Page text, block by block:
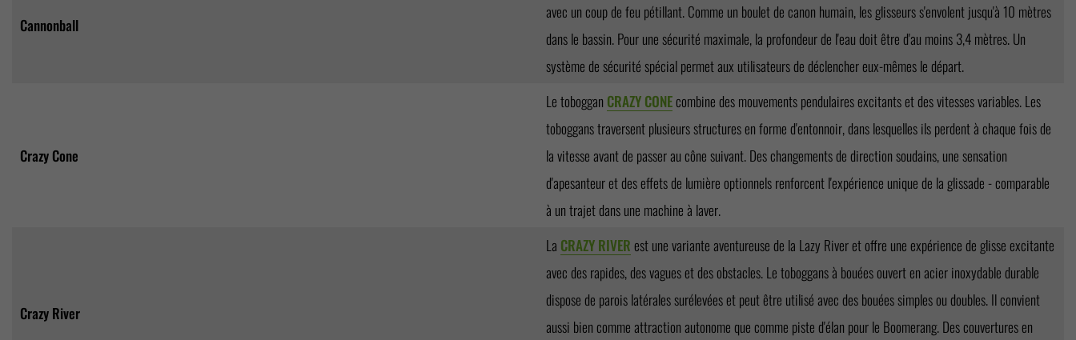
Cannonball
avec un coup de feu pétillant. Comme un boulet de canon humain, les glisseurs s'envolent jusqu'à 10 mètres
dans le bassin. Pour une sécurité maximale, la profondeur de l'eau doit être d'au moins 3,4 mètres. Un
système de sécurité spécial permet aux utilisateurs de déclencher eux-mêmes le départ.
Crazy Cone
Le toboggan CRAZY CONEcombine des mouvements pendulaires excitants et des vitesses variables. Les
toboggans traversent plusieurs structures en forme d'entonnoir, dans lesquelles ils perdent à chaque fois de
la vitesse avant de passer au cône suivant. Des changements de direction soudains, une sensation
d'apesanteur et des effets de lumière optionnels renforcent l'expérience unique de la glissade - comparable
à un trajet dans une machine à laver.
Crazy River
La CRAZY RIVER est une variante aventureuse de la Lazy River et offre une expérience de glisse excitante
avec des rapides, des vagues et des obstacles. Le toboggans à bouées ouvert en acier inoxydable durable
dispose de parois latérales surélevées et peut être utilisé avec des bouées simples ou doubles. Il convient
aussi bien comme attraction autonome que comme piste d'élan pour le Boomerang. Des couvertures en